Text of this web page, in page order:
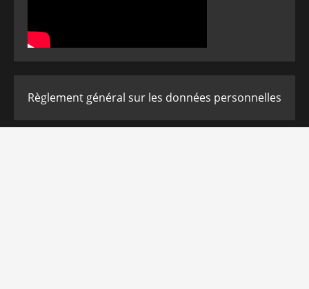
Règlement général sur les données personnelles